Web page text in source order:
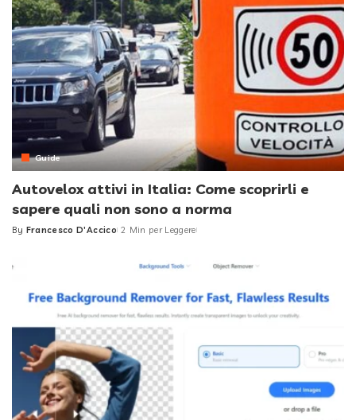
Guide
Autovelox attivi in Italia: Come scoprirli e
sapere quali non sono a norma
Posted
By Francesco D'Accico 2 Min per Leggere